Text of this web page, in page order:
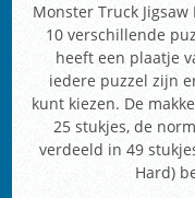
Monster Truck
10 verschillende
heeft een plaatje
iedere puzzel zijn
kunt kiezen. De
25 stukjes, de
verdeeld in 49
Hard)